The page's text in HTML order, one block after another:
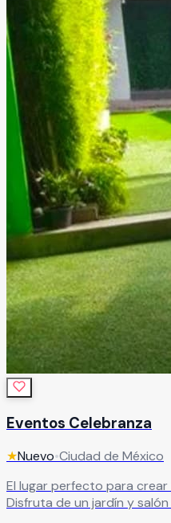
Eventos Celebranza
★Nuevo•Ciudad de México
El lugar perfecto para
Disfruta de un jardín y